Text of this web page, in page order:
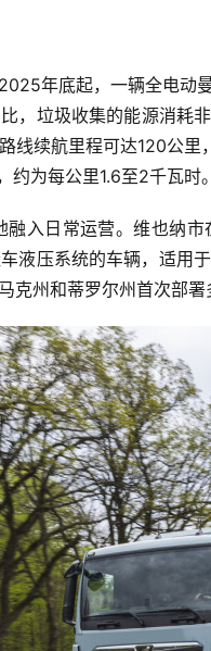
年底起，一辆全电动
，垃圾收集的能源消耗
线续航里程可达120公
为每公里1.6至2千瓦时。
入日常运营。维也纳
压系统的车辆，适用
州和蒂罗尔州首次部署